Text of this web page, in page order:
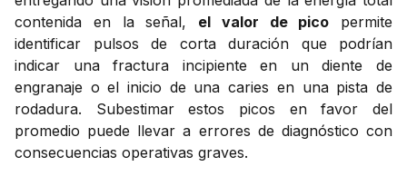
contenida en la señal, el valor de pico permite
identificar pulsos de corta duración que podrían
indicar una fractura incipiente en un diente de
engranaje o el inicio de una caries en una pista de
rodadura. Subestimar estos picos en favor del
promedio puede llevar a errores de diagnóstico con
consecuencias operativas graves.